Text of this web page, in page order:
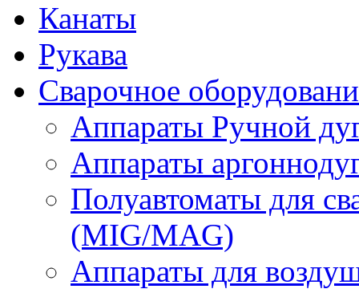
Канаты
Рукава
Сварочное
Аппараты Ручной
Аппараты
Полуавтоматы для
(MIG/MAG)
Аппараты для